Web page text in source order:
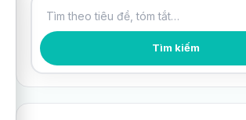
Tìm kiếm bài viết Tìm kiếm